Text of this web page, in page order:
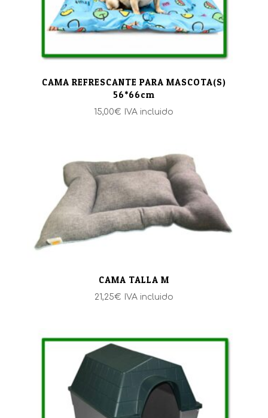
CAMA REFRESCANTE PARA MASCOTA(S)
56*66cm
15,00€ IVA incluido
CAMA TALLA M
21,25€ IVA incluido